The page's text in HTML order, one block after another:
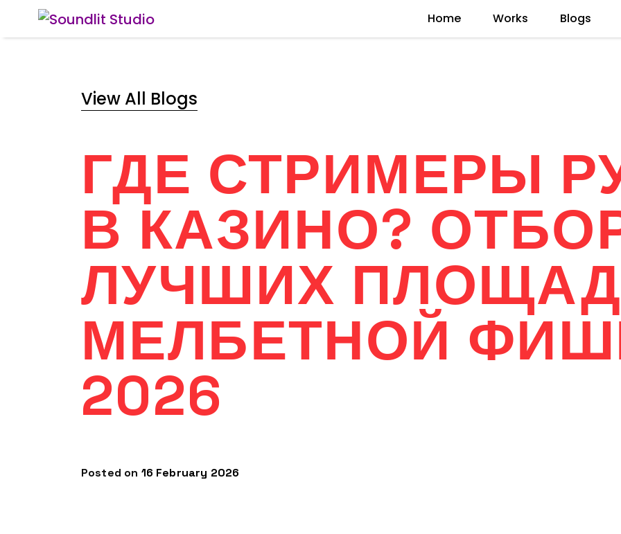
Home Works Blogs
View All Blogs
ГДЕ СТРИМЕРЫ
В КАЗИНО?
ЛУЧШИХ
МЕЛБЕТНОЙ
2026
Posted on 16 February 2026